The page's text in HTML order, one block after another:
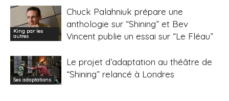
King par les
autres
Chuck Palahniuk prépare une
anthologie sur “Shining” et Bev
Vincent publie un essai sur “Le Fléau”
Ses adaptations
Le projet d’adaptation au théâtre de
“Shining” relancé à Londres